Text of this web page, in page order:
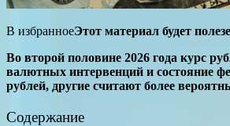
В избранноеЭтот материал будет
Во второй половине 2026 года курс
валютных интервенций и состояние
рублей, другие считают более
Содержание